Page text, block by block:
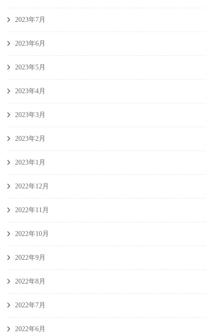
2023年7月
2023年6月
2023年5月
2023年4月
2023年3月
2023年2月
2023年1月
2022年12月
2022年11月
2022年10月
2022年9月
2022年8月
2022年7月
2022年6月